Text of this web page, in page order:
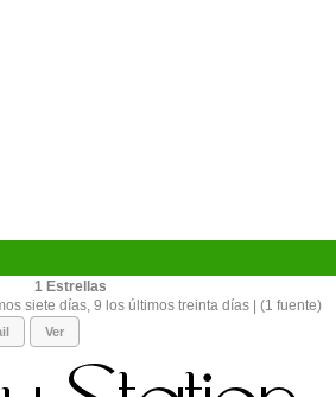
1
siete días, 9 los últimos treinta días | (1 fuente)
Ver